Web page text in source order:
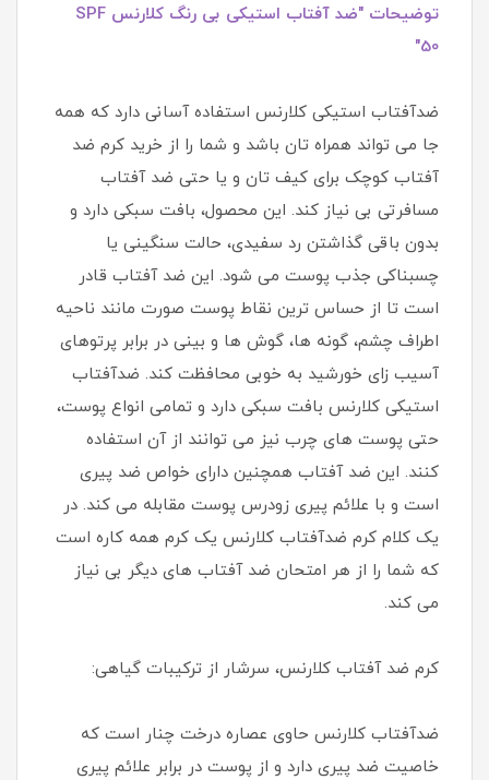
توضیحات "ضد آفتاب استیکی بی رنگ کلارنس SPF
50"
ضدآفتاب استیکی کلارنس استفاده آسانی دارد که همه
جا می تواند همراه تان باشد و شما را از خرید کرم ضد
آفتاب کوچک برای کیف تان و یا حتی ضد آفتاب
مسافرتی بی نیاز کند. این محصول، بافت سبکی دارد و
بدون باقی گذاشتن رد سفیدی، حالت سنگینی یا
چسبناکی جذب پوست می شود. این ضد آفتاب قادر
است تا از حساس ترین نقاط پوست صورت مانند ناحیه
اطراف چشم، گونه ها، گوش ها و بینی در برابر پرتوهای
آسیب زای خورشید به خوبی محافظت کند. ضدآفتاب
استیکی کلارنس بافت سبکی دارد و تمامی انواع پوست،
حتی پوست های چرب نیز می توانند از آن استفاده
کنند. این ضد آفتاب همچنین دارای خواص ضد پیری
است و با علائم پیری زودرس پوست مقابله می کند. در
یک کلام کرم ضدآفتاب کلارنس یک کرم همه کاره است
که شما را از هر امتحان ضد آفتاب های دیگر بی نیاز
می کند.
کرم ضد آفتاب کلارنس، سرشار از ترکیبات گیاهی:
ضدآفتاب کلارنس حاوی عصاره درخت چنار است که
خاصیت ضد پیری دارد و از پوست در برابر علائم پیری